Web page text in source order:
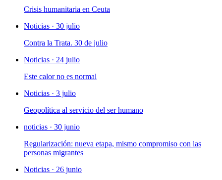
Crisis humanitaria en Ceuta
Noticias · 30 julio
Contra la Trata. 30 de julio
Noticias · 24 julio
Este calor no es normal
Noticias · 3 julio
Geopolítica al servicio del ser humano
noticias · 30 junio
Regularización: nueva etapa, mismo compromiso con las
personas migrantes
Noticias · 26 junio